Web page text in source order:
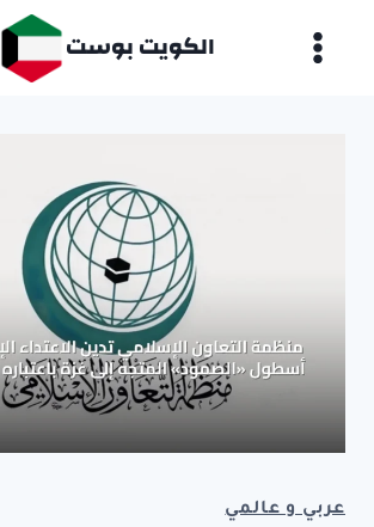
الكويت بوست
عربي و عالمي